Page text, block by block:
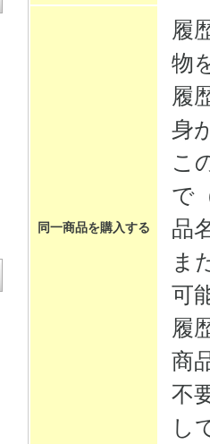
同一商品を購入する
履
物
履
身
こ
で
品
ま
可
履
商
不
し